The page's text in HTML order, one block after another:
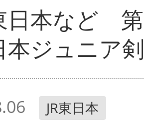
日本など
本ジュニア
JR東日本